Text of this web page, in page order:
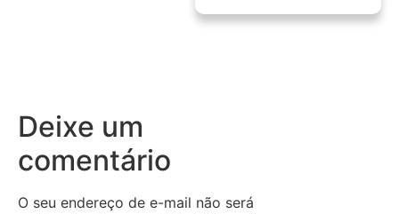
Deixe um
comentário
O seu endereço de e-mail não será